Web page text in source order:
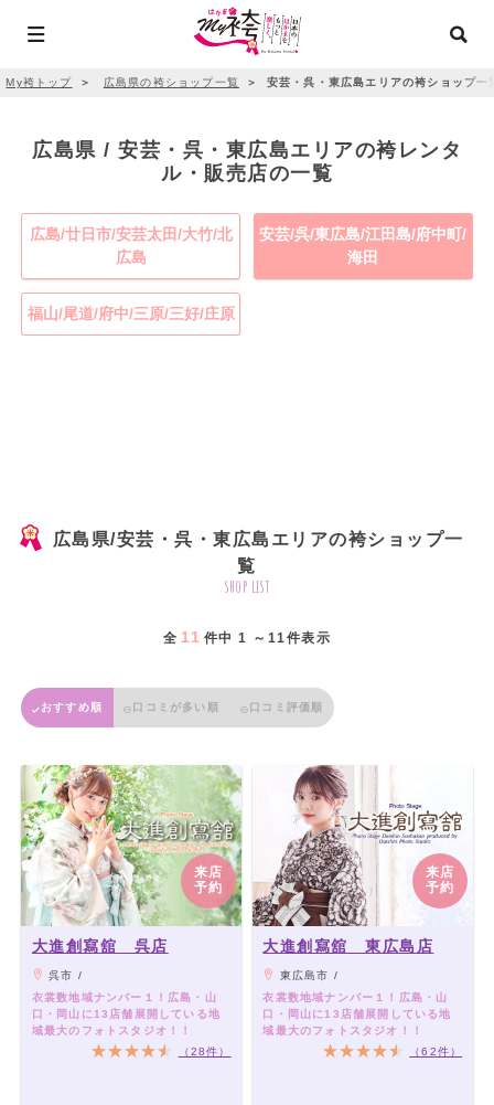
My袴トップ ＞ 広島県の袴ショップ一覧 ＞ 安芸・呉・東広島エリアの袴ショップ一
広島県 / 安芸・呉・東広島エリアの袴レンタ
ル・販売店の一覧
広島/廿日市/安芸太田/大竹/北
広島
安芸/呉/東広島/江田島/府中町/
海田
福山/尾道/府中/三原/三好/庄原
広島県/安芸・呉・東広島エリアの袴ショップ一
覧
shop list
全 11 件中 1 ～11件表示
おすすめ順 口コミが多い順 口コミ評価順
来店
予約
大進創寫舘 呉店
呉市 /
衣裳数地域ナンバー１！広島・山
口・岡山に13店舗展開している地
域最大のフォトスタジオ！！
（28件）
来店
予約
大進創寫舘 東広島店
東広島市 /
衣裳数地域ナンバー１！広島・山
口・岡山に13店舗展開している地
域最大のフォトスタジオ！！
（62件）